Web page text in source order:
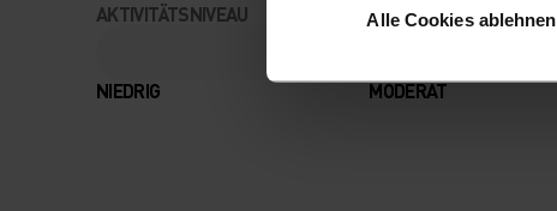
Alle Cookies ablehnen
AKTIVITÄTSNIVEAU
NIEDRIG MODERAT